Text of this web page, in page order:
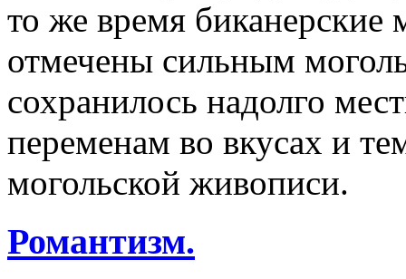
то же время
отмечены сильным
сохранилось надолго
переменам во вкусах и
могольской живописи.
Романтизм.